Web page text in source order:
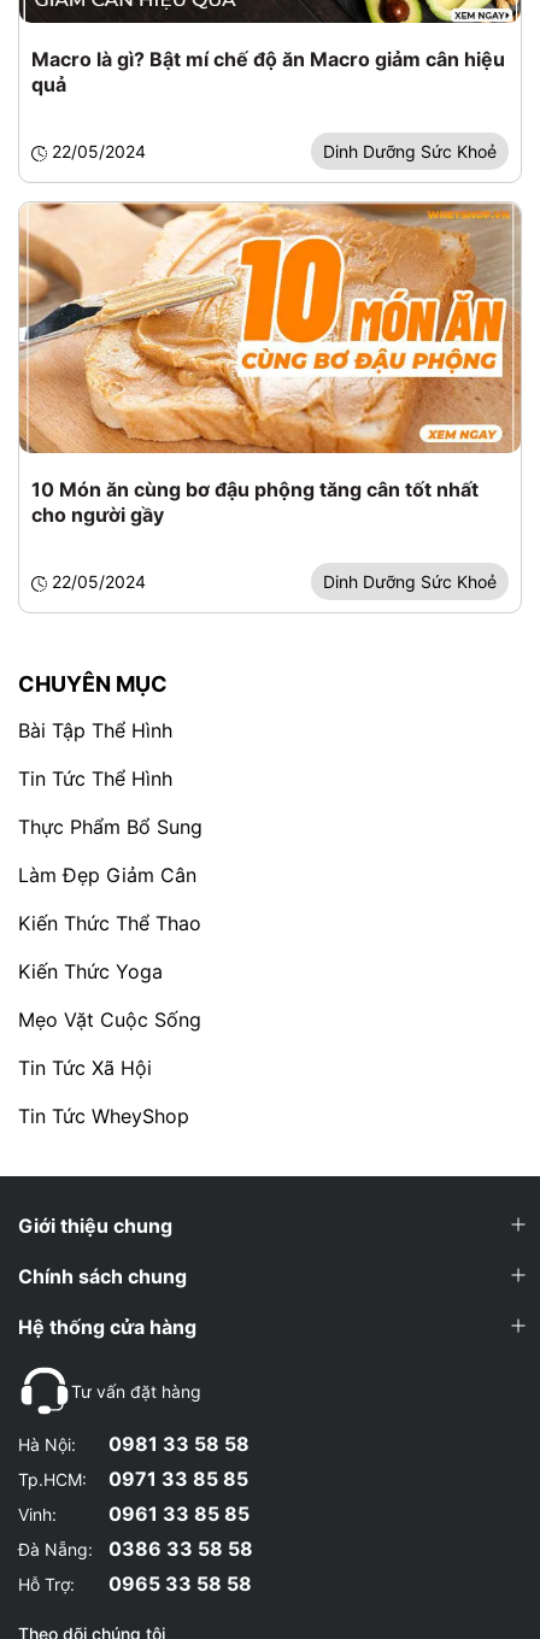
Macro là gì? Bật mí chế độ ăn Macro giảm cân hiệu
quả
22/05/2024 Dinh Dưỡng Sức Khoẻ
10 Món ăn cùng bơ đậu phộng tăng cân tốt nhất
cho người gầy
22/05/2024 Dinh Dưỡng Sức Khoẻ
CHUYÊN MỤC
Bài Tập Thể Hình
Tin Tức Thể Hình
Thực Phẩm Bổ Sung
Làm Đẹp Giảm Cân
Kiến Thức Thể Thao
Kiến Thức Yoga
Mẹo Vặt Cuộc Sống
Tin Tức Xã Hội
Tin Tức WheyShop
Giới thiệu chung
Chính sách chung
Hệ thống cửa hàng
Tư vấn đặt hàng
Hà Nội: 0981 33 58 58
Tp.HCM: 0971 33 85 85
Vinh: 0961 33 85 85
Đà Nẵng: 0386 33 58 58
Hỗ Trợ: 0965 33 58 58
Theo dõi chúng tôi